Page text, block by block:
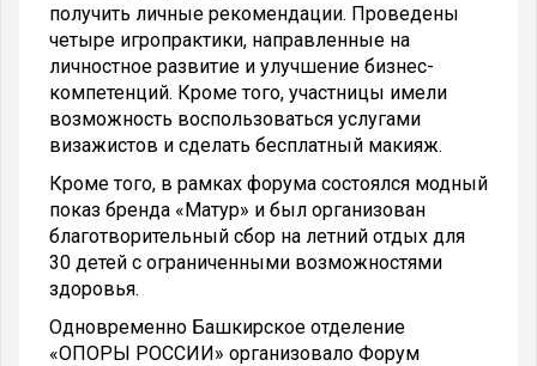
получить личные рекомендации. Проведены
четыре игропрактики, направленные на
личностное развитие и улучшение бизнес-
компетенций. Кроме того, участницы имели
возможность воспользоваться услугами
визажистов и сделать бесплатный макияж.
Кроме того, в рамках форума состоялся модный
показ бренда «Матур» и был организован
благотворительный сбор на летний отдых для
30 детей с ограниченными возможностями
здоровья.
Одновременно Башкирское отделение
«ОПОРЫ РОССИИ» организовало Форум